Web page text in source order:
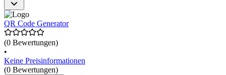
QR Code Generator
(0 Bewertungen)
•
Keine Preisinformationen
(0 Bewertungen)